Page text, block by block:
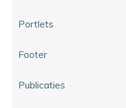
Portlets
Footer
Publicaties